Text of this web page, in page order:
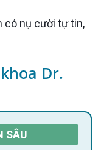
Dr.
SÂU